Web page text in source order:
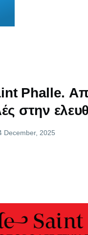
Phalle.
στην
4 December, 2025